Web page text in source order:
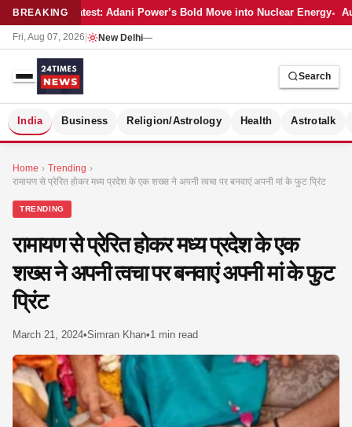
BREAKING Latest: Adani Power’s Bold Move into Nuclear Energy
Fri, Aug 07, 2026 New Delhi—
Search
India Business Religion/Astrology Health Astrotalk
Home › Trending ›
रामायण से प्रेरित होकर मध्य प्रदेश के एक शख्स ने अपनी त्वचा पर बनवाएं अपनी मां के फुट प्रिंट
TRENDING
रामायण से प्रेरित होकर मध्य प्रदेश के एक
शख्स ने अपनी त्वचा पर बनवाएं अपनी मां के फुट
प्रिंट
March 21, 2024•Simran Khan•1 min read